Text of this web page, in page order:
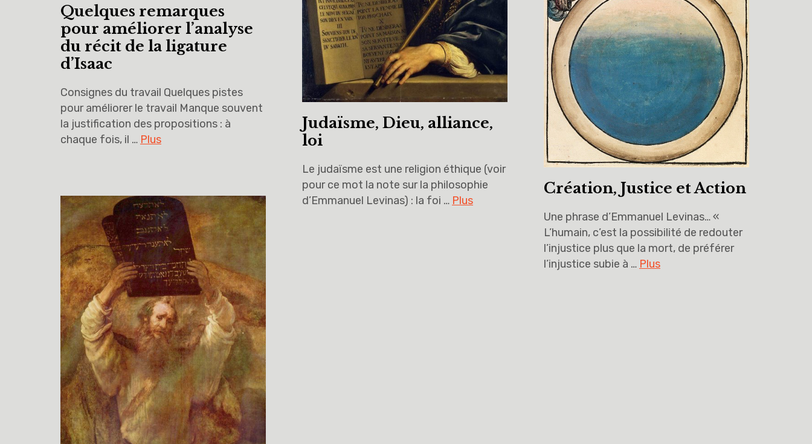
Judaïsme, Dieu, alliance,
loi
Le judaïsme est une religion éthique (voir
pour ce mot la note sur la philosophie
d’Emmanuel Levinas) : la foi … Plus
Création, Justice et Action
Une phrase d’Emmanuel Levinas… «
L’humain, c’est la possibilité de redouter
l’injustice plus que la mort, de préférer
l’injustice subie à … Plus
Quelques remarques
pour améliorer l’analyse
du récit de la ligature
d’Isaac
Consignes du travail Quelques pistes
pour améliorer le travail Manque souvent
la justification des propositions : à
chaque fois, il … Plus